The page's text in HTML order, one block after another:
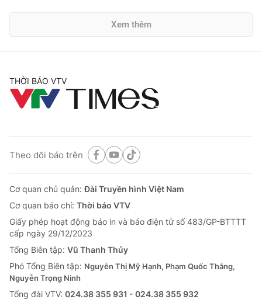
Xem thêm
THỜI BÁO VTV
Theo dõi báo trên
Cơ quan chủ quản:Đài Truyền hình Việt Nam
Cơ quan báo chí: Thời báo VTV
Giấy phép hoạt động báo in và báo điện tử số 483/GP-BTTTT
cấp ngày 29/12/2023
Tổng Biên tập: Vũ Thanh Thủy
Phó Tổng Biên tập: Nguyễn Thị Mỹ Hạnh, Phạm Quốc Thắng,
Nguyễn Trọng Ninh
Tổng đài VTV: 024.38 355 931 - 024.38 355 932